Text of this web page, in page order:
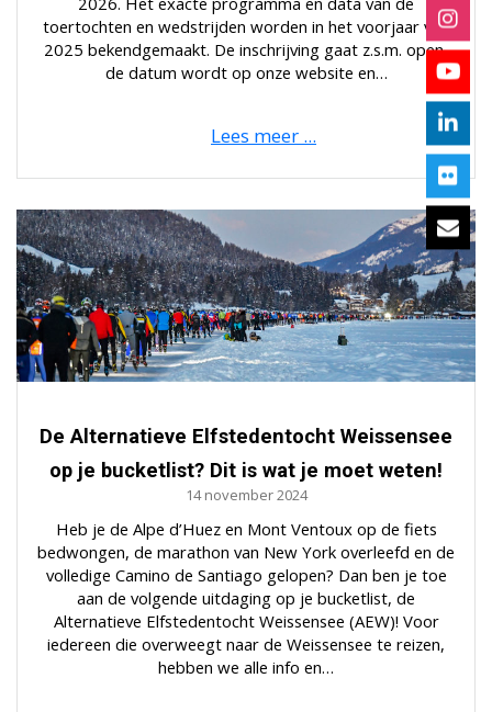
toertochten en wedstrijden worden in het voorjaar van
2025 bekendgemaakt. De inschrijving gaat z.s.m. open,
de datum wordt op onze website en…
De Alternatieve Elfstedentocht Weissensee
op je bucketlist? Dit is wat je moet weten!
14 november 2024
Heb je de Alpe d’Huez en Mont Ventoux op de fiets
bedwongen, de marathon van New York overleefd en de
volledige Camino de Santiago gelopen? Dan ben je toe
aan de volgende uitdaging op je bucketlist, de
Alternatieve Elfstedentocht Weissensee (AEW)! Voor
iedereen die overweegt naar de Weissensee te reizen,
hebben we alle info en…